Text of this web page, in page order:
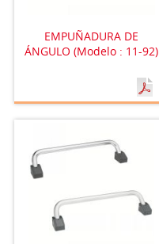
EMPUÑADURA DE
ÁNGULO (Modelo : 11-92)